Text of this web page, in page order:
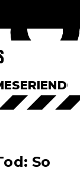
SERIEN
So